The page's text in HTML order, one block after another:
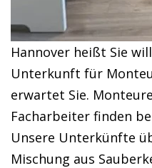
Hannover heißt Sie
Unterkunft für
erwartet Sie.
Facharbeiter finden
Unsere Unterkünfte
Mischung aus